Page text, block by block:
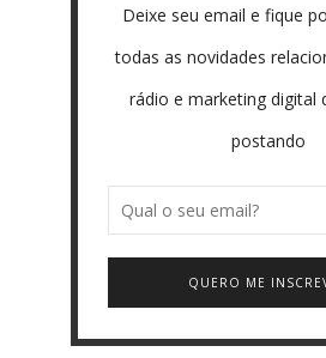
Deixe seu email e fique
todas as novidades
rádio e marketing digital
postando
QUERO ME